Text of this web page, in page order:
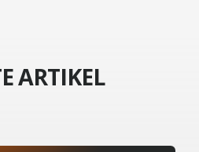
ARTIKEL